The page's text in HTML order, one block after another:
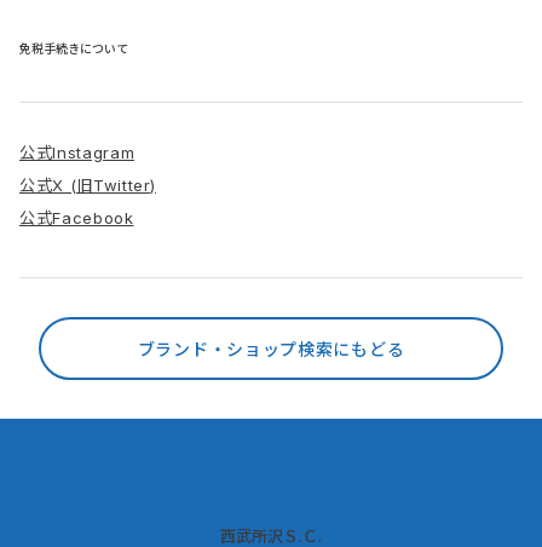
公式Instagram
公式X (旧Twitter)
公式Facebook
免税手続きについて
ブランド・ショップ検索にもどる
西武所沢Ｓ.Ｃ.